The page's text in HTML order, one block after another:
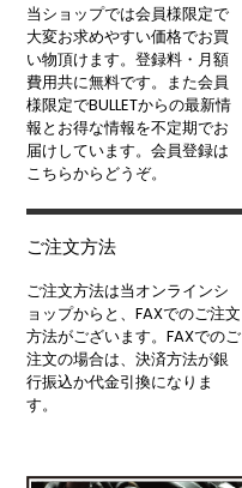
当ショップでは会員様限定で
大変お求めやすい価格でお買
い物頂けます。登録料・月額
費用共に無料です。また会員
様限定でBULLETからの最新情
報とお得な情報を不定期でお
届けしています。会員登録は
こちらからどうぞ。
ご注文方法
ご注文方法は当オンラインシ
ョップからと、FAXでのご注文
方法がございます。FAXでのご
注文の場合は、決済方法が銀
行振込か代金引換になりま
す。